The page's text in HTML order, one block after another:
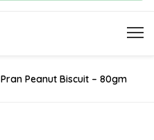
Pran Peanut Biscuit – 80gm